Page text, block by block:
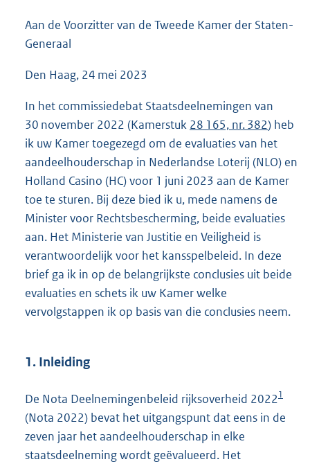
8
Aan de Voorzitter van de Tweede Kamer der Staten-
Generaal
Den Haag, 24 mei 2023
In het commissiedebat Staatsdeelnemingen van
30 november 2022 (Kamerstuk 28 165, nr. 382) heb
ik uw Kamer toegezegd om de evaluaties van het
aandeelhouderschap in Nederlandse Loterij (NLO) en
Holland Casino (HC) voor 1 juni 2023 aan de Kamer
toe te sturen. Bij deze bied ik u, mede namens de
Minister voor Rechtsbescherming, beide evaluaties
aan. Het Ministerie van Justitie en Veiligheid is
verantwoordelijk voor het kansspelbeleid. In deze
brief ga ik in op de belangrijkste conclusies uit beide
evaluaties en schets ik uw Kamer welke
vervolgstappen ik op basis van die conclusies neem.
1. Inleiding
De Nota Deelnemingenbeleid rijksoverheid 20221
(Nota 2022) bevat het uitgangspunt dat eens in de
zeven jaar het aandeelhouderschap in elke
staatsdeelneming wordt geëvalueerd. Het